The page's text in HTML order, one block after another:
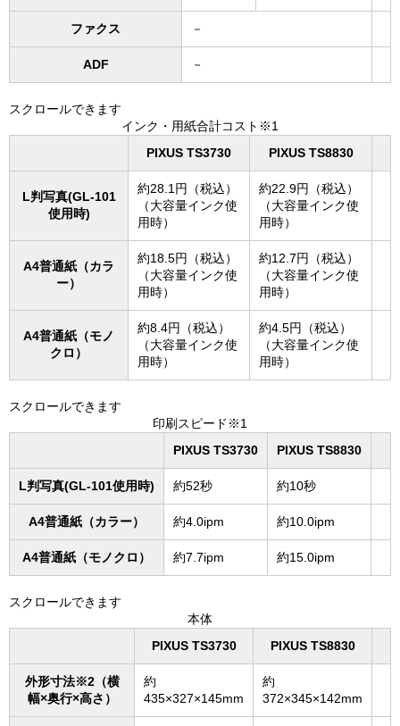
ファクス －
ADF －
スクロールできます
インク・用紙合計コスト※1
PIXUS TS3730
PIXUS TS8830
L判写真(GL-101
使用時)
約28.1円（税込）
（大容量インク使
用時）
約22.9円（税込）
（大容量インク使
用時）
A4普通紙（カラ
ー）
約18.5円（税込）
（大容量インク使
用時）
約12.7円（税込）
（大容量インク使
用時）
A4普通紙（モノ
クロ）
約8.4円（税込）
（大容量インク使
用時）
約4.5円（税込）
（大容量インク使
用時）
スクロールできます
印刷スピード※1
PIXUS TS3730
PIXUS TS8830
L判写真(GL-101使用時) 約52秒 約10秒
A4普通紙（カラー） 約4.0ipm 約10.0ipm
A4普通紙（モノクロ） 約7.7ipm 約15.0ipm
スクロールできます
本体
PIXUS TS3730
PIXUS TS8830
外形寸法※2（横
幅×奥行×高さ）
約
435×327×145mm
約
372×345×142mm